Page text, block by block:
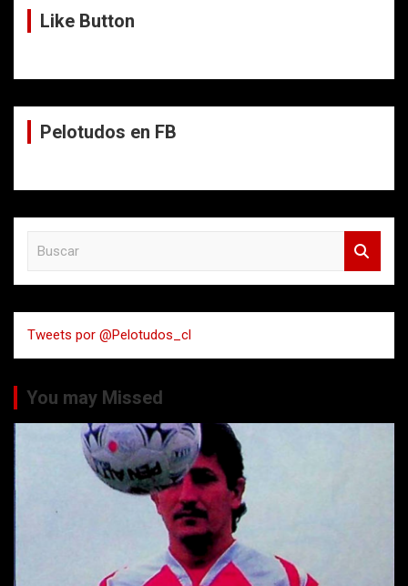
Like Button
Pelotudos en FB
a
r
Tweets por @Pelotudos_cl
You may Missed